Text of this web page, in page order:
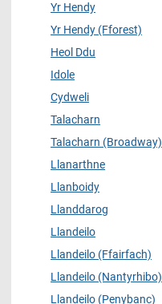
Yr Hendy
Yr Hendy (Fforest)
Heol Ddu
Idole
Cydweli
Talacharn
Talacharn (Broadway)
Llanarthne
Llanboidy
Llanddarog
Llandeilo
Llandeilo (Ffairfach)
Llandeilo (Nantyrhibo)
Llandeilo (Penybanc)